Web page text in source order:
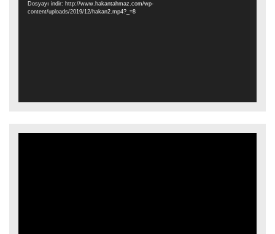
Dosyayı indir: http://www.hakantahmaz.com/wp-
content/uploads/2019/12/hakan2.mp4?_=8